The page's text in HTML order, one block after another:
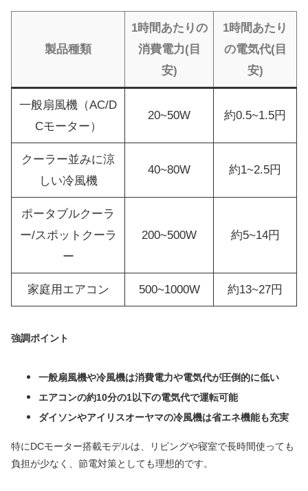
製品種類
1時間あたりの
消費電力(目
安)
1時間あたり
の電気代(目
安)
一般扇風機（AC/D
Cモーター）
20~50W 約0.5~1.5円
クーラー並みに涼
しい冷風機
40~80W 約1~2.5円
ポータブルクーラ
ー/スポットクーラ
ー
200~500W 約5~14円
家庭用エアコン 500~1000W 約13~27円
強調ポイント
一般扇風機や冷風機は消費電力や電気代が圧倒的に低い
エアコンの約10分の1以下の電気代で運転可能
ダイソンやアイリスオーヤマの冷風機は省エネ機能も充実
特にDCモーター搭載モデルは、リビングや寝室で長時間使っても
負担が少なく、節電対策としても理想的です。